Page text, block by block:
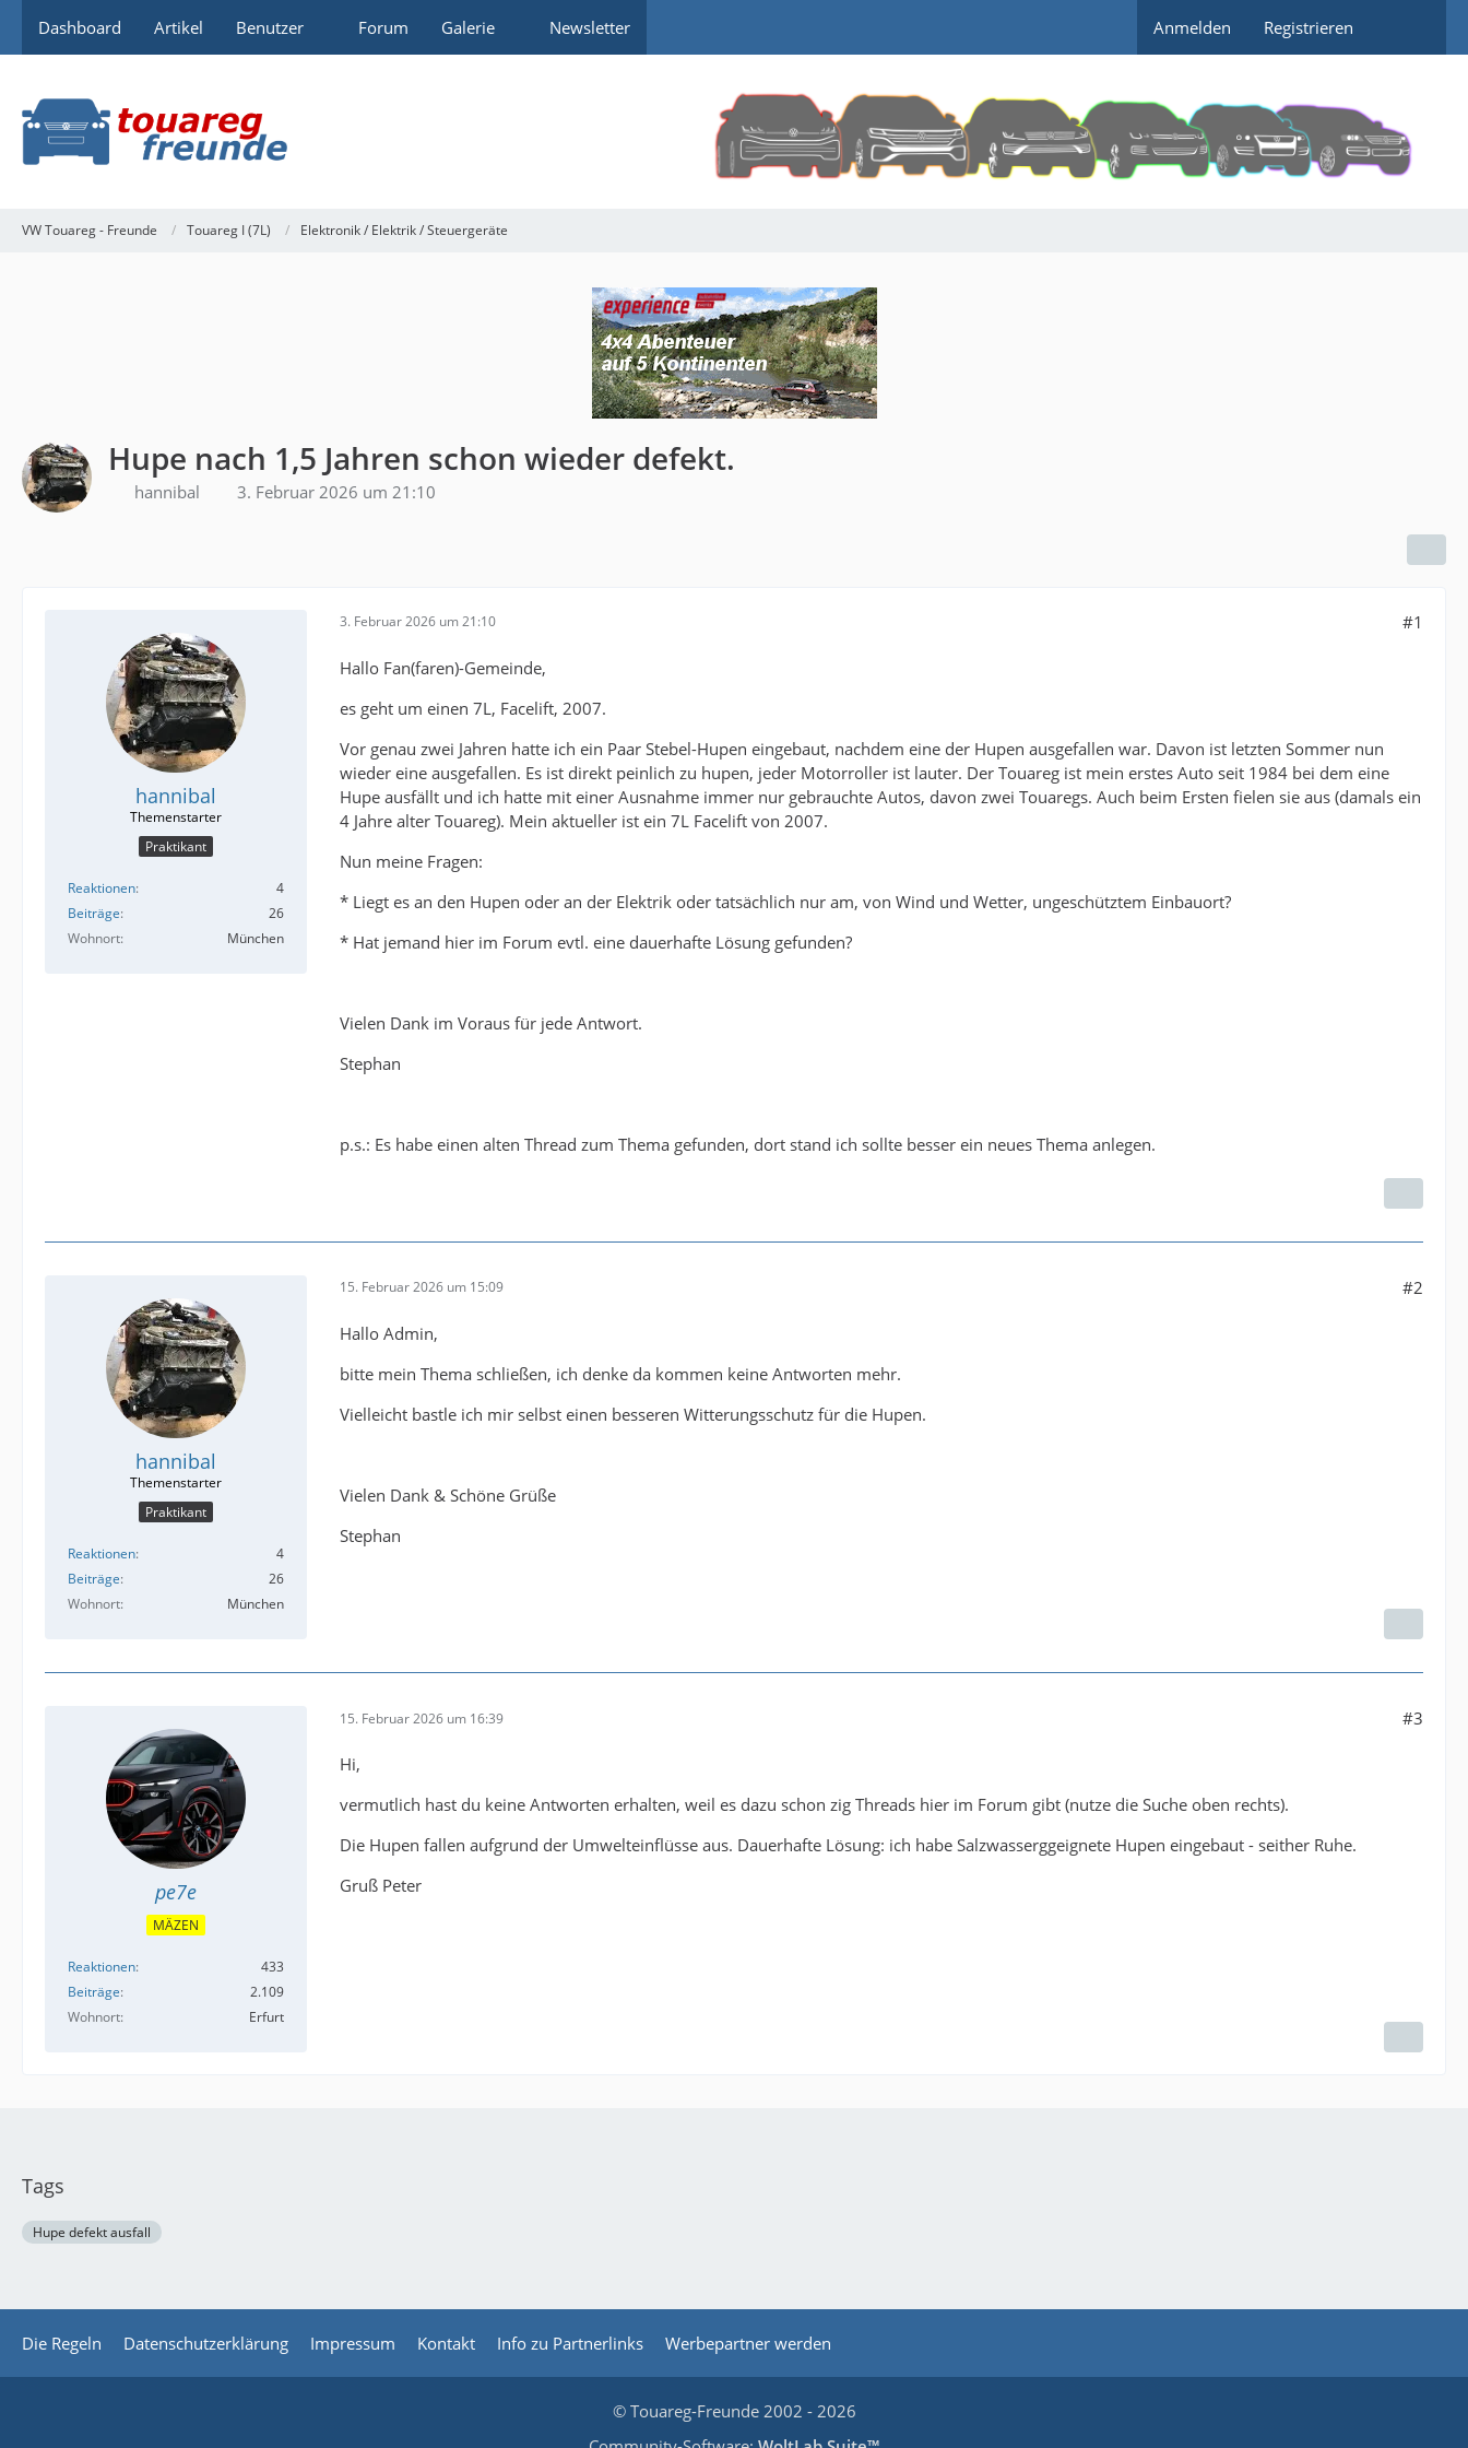
Dashboard Artikel Benutzer Forum Galerie Newsletter Anmelden Registrieren
VW Touareg - Freunde Touareg I (7L) Elektronik / Elektrik / Steuergeräte
Hupe nach 1,5 Jahren schon wieder defekt.
hannibal 3. Februar 2026 um 21:10
hannibal
Praktikant
Reaktionen
4
Beiträge
26
Wohnort
München
3. Februar 2026 um 21:10 #1
Hallo Fan(faren)-Gemeinde,
es geht um einen 7L, Facelift, 2007.
Vor genau zwei Jahren hatte ich ein Paar Stebel-Hupen eingebaut, nachdem eine der Hupen ausgefallen war. Davon ist letzten Sommer nun
wieder eine ausgefallen. Es ist direkt peinlich zu hupen, jeder Motorroller ist lauter. Der Touareg ist mein erstes Auto seit 1984 bei dem eine
Hupe ausfällt und ich hatte mit einer Ausnahme immer nur gebrauchte Autos, davon zwei Touaregs. Auch beim Ersten fielen sie aus (damals ein
4 Jahre alter Touareg). Mein aktueller ist ein 7L Facelift von 2007.
Nun meine Fragen:
* Liegt es an den Hupen oder an der Elektrik oder tatsächlich nur am, von Wind und Wetter, ungeschütztem Einbauort?
* Hat jemand hier im Forum evtl. eine dauerhafte Lösung gefunden?
Vielen Dank im Voraus für jede Antwort.
Stephan
p.s.: Es habe einen alten Thread zum Thema gefunden, dort stand ich sollte besser ein neues Thema anlegen.
hannibal
Praktikant
Reaktionen
4
Beiträge
26
Wohnort
München
15. Februar 2026 um 15:09 #2
Hallo Admin,
bitte mein Thema schließen, ich denke da kommen keine Antworten mehr.
Vielleicht bastle ich mir selbst einen besseren Witterungsschutz für die Hupen.
Vielen Dank & Schöne Grüße
Stephan
pe7e
MÄZEN
Reaktionen
433
Beiträge
2.109
Wohnort
Erfurt
15. Februar 2026 um 16:39 #3
Hi,
vermutlich hast du keine Antworten erhalten, weil es dazu schon zig Threads hier im Forum gibt (nutze die Suche oben rechts).
Die Hupen fallen aufgrund der Umwelteinflüsse aus. Dauerhafte Lösung: ich habe Salzwasserggeignete Hupen eingebaut - seither Ruhe.
Gruß Peter
Tags
Hupe defekt ausfall
Die Regeln Datenschutzerklärung Impressum Kontakt Info zu Partnerlinks Werbepartner werden
© Touareg-Freunde 2002 - 2026